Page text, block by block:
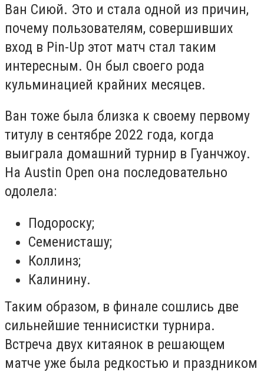
Ван Сиюй. Это и стала одной из причин,
почему пользователям, совершивших
вход в Pin-Up этот матч стал таким
интересным. Он был своего рода
кульминацией крайних месяцев.
Ван тоже была близка к своему первому
титулу в сентябре 2022 года, когда
выиграла домашний турнир в Гуанчжоу.
На Austin Open она последовательно
одолела:
Подороску;
Семенисташу;
Коллинз;
Калинину.
Таким образом, в финале сошлись две
сильнейшие теннисистки турнира.
Встреча двух китаянок в решающем
матче уже была редкостью и праздником